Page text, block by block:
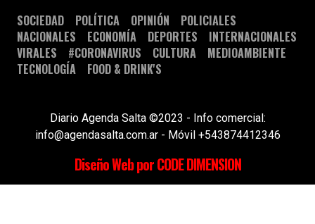
SOCIEDAD POLÍTICA OPINIÓN
POLICIALES
NACIONALES
ECONOMÍA DEPORTES
INTERNACIONALES
VIRALES
#CORONAVIRUS CULTURA
MEDIOAMBIENTE
TECNOLOGÍA
FOOD & DRINK'S
Diario Agenda Salta ©2023 - Info comercial:
info@agendasalta.com.ar - Móvil +543874412346
Diseño Web por CODE DIMENSION